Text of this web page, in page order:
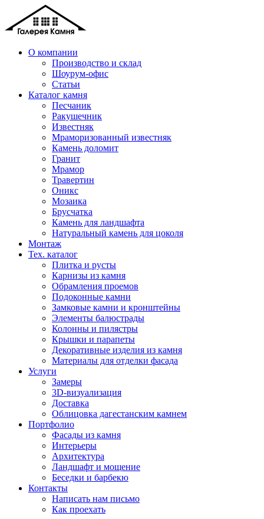
content
О компании
Производство и склад
Шоурум-офис
Статьи
Каталог камня
Песчаник
Ракушечник
Известняк
Мраморизованный известняк
Камень доломит
Гранит
Мрамор
Травертин
Оникс
Мозаика
Брусчатка
Камень для ландшафта
Натуральный камень для цоколя
Монтаж
Тех. каталог
Плитка и русты
Карнизы из камня
Обрамления проемов
Подоконные камни
Замковые камни и кронштейны
Элементы балюстрады
Колонны и пилястры
Крышки и парапеты
Декоративные изделия из камня
Материалы для отделки фасада
Услуги
Замеры
3D-визуализация
Доставка
Облицовка дагестанским камнем
Портфолио
Фасады из камня
Интерьеры
Архитектура
Ландшафт и мощение
Беседки и барбекю
Контакты
Написать нам письмо
Как проехать